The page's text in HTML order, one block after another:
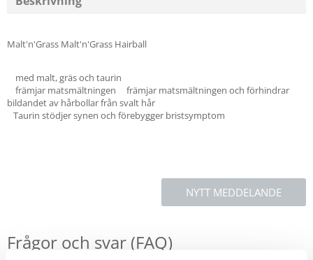
Malt'n'Grass Malt'n'Grass Hairball
med malt, gräs och taurin
främjar matsmältningen främjar matsmältningen och förhindrar
bildandet av hårbollar från svalt hår
Taurin stödjer synen och förebygger bristsymptom
NYTT MEDDELANDE
Frågor och svar (FAQ)